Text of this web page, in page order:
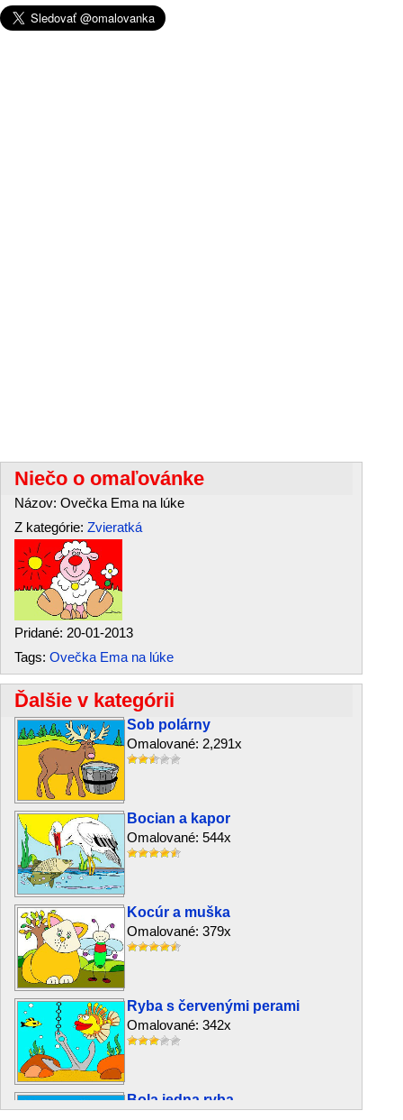
Niečo o omaľovánke
Názov: Ovečka Ema na lúke
Z kategórie: Zvieratká
Pridané: 20-01-2013
Tags: Ovečka Ema na lúke
Ďalšie v kategórii
Sob polárny
Omalované: 2,291x
Bocian a kapor
Omalované: 544x
Kocúr a muška
Omalované: 379x
Ryba s červenými perami
Omalované: 342x
Bola jedna ryba